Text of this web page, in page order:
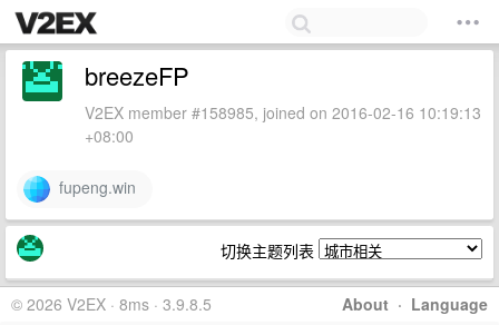
breezeFP
V2EX member #158985, joined on 2016-02-16 10:19:13
+08:00
fupeng.win
切换主题列表
About · Language
© 2026 V2EX · 8ms · 3.9.8.5